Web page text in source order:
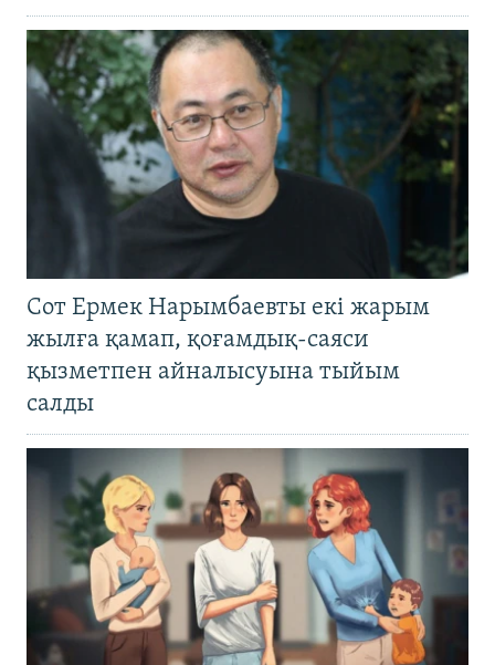
Сот Ермек Нарымбаевты екі жарым
жылға қамап, қоғамдық-саяси
қызметпен айналысуына тыйым
салды